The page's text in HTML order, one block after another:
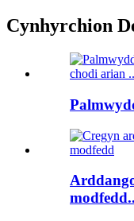
Cynhyrchion